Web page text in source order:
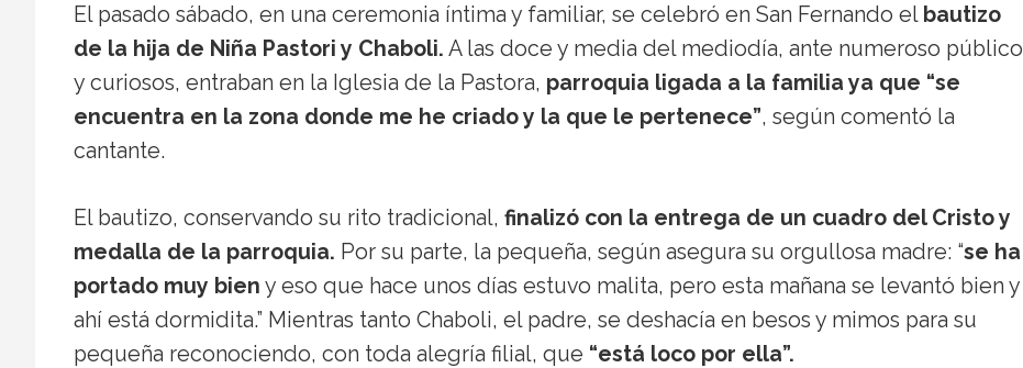
El pasado sábado, en una ceremonia íntima y familiar, se celebró en San Fernando el bautizo
de la hija de Niña Pastori y Chaboli. A las doce y media del mediodía, ante numeroso público
y curiosos, entraban en la Iglesia de la Pastora, parroquia ligada a la familia ya que “se
encuentra en la zona donde me he criado y la que le pertenece”, según comentó la
cantante.
El bautizo, conservando su rito tradicional, finalizó con la entrega de un cuadro del Cristo y
medalla de la parroquia. Por su parte, la pequeña, según asegura su orgullosa madre: “se ha
portado muy bien y eso que hace unos días estuvo malita, pero esta mañana se levantó bien y
ahí está dormidita.” Mientras tanto Chaboli, el padre, se deshacía en besos y mimos para su
pequeña reconociendo, con toda alegría filial, que “está loco por ella”.